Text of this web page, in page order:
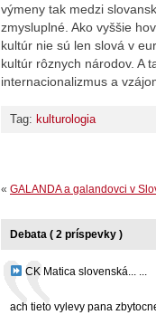
výmeny tak medzi
zmysluplné. Ako vyššie
kultúr nie sú len slová v
kultúr rôznych národov. A
internacionalizmus a
Tag: kulturologia
« GALANDA a galandovci v
Debata ( 2 príspevky )
CK Matica slovenská... ...
ach tieto vylevy pana